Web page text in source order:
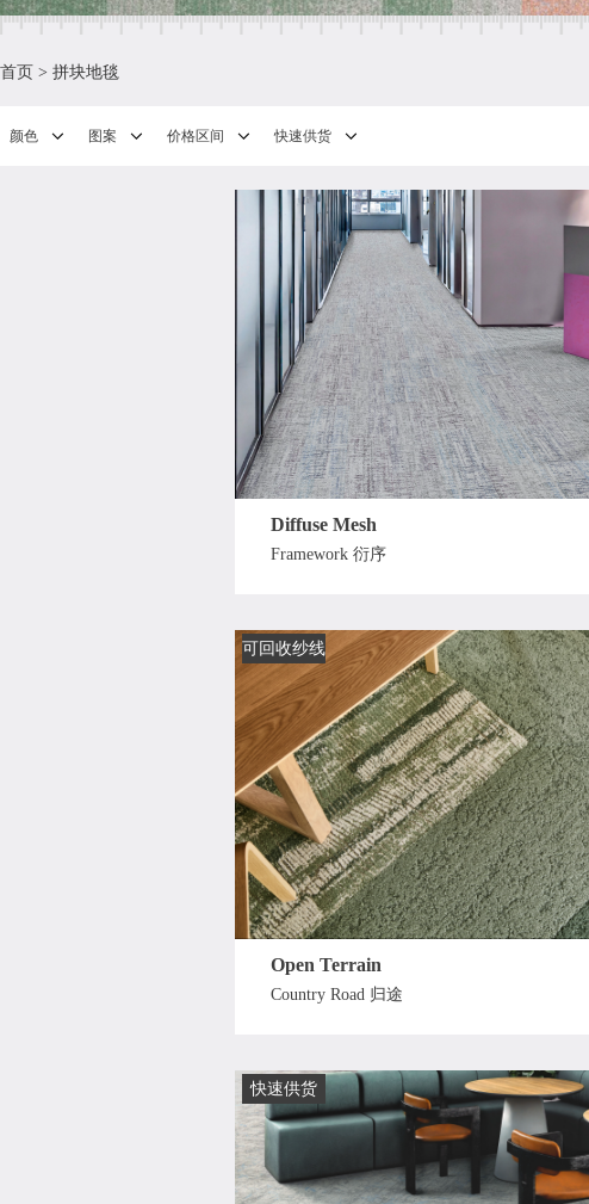
首页 > 拼块地毯
颜色 图案 价格区间 快速供货
Diffuse Mesh
Framework 衍序
可回收纱线
Open Terrain
Country Road 归途
快速供货